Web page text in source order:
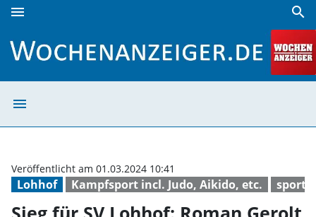
menu search
menu
Lohhof Kampfsport incl. Judo, Aikido, etc. sport
Veröffentlicht am 01.03.2024 10:41